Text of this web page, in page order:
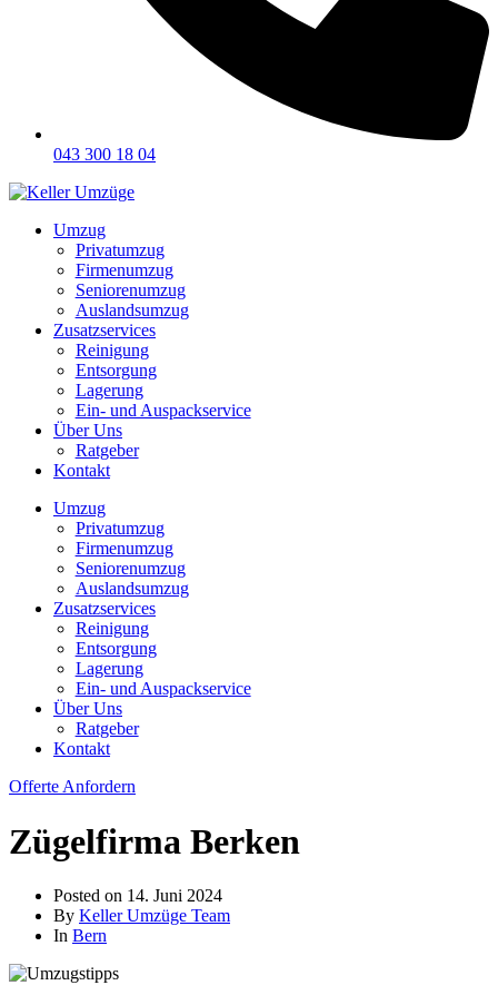
043 300 18 04
Umzug
Privatumzug
Firmenumzug
Seniorenumzug
Auslandsumzug
Zusatzservices
Reinigung
Entsorgung
Lagerung
Ein- und Auspackservice
Über Uns
Ratgeber
Kontakt
Umzug
Privatumzug
Firmenumzug
Seniorenumzug
Auslandsumzug
Zusatzservices
Reinigung
Entsorgung
Lagerung
Ein- und Auspackservice
Über Uns
Ratgeber
Kontakt
Offerte Anfordern
Zügelfirma Berken
Posted on 14. Juni 2024
By Keller Umzüge Team
In Bern